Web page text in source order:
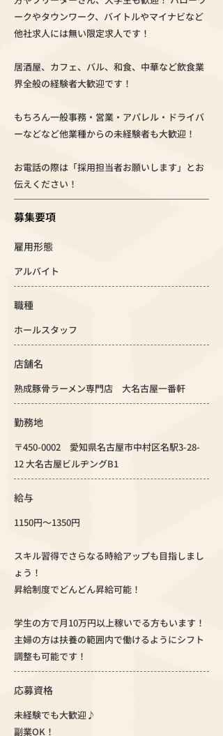
ークやタウンワーク、バイトルやマイナビなど
他社求人には無い限定求人です！
居酒屋、カフェ、バル、和食、中華など飲食業
界全般の経験者大歓迎です！
もちろん一般事務・営業・アパレル・ドライバ
ーなどなど他業種からの未経験者も大歓迎！
お電話の際は「採用担当者お願いします」とお
伝えください！
募集要項
雇用形態
アルバイト
職種
ホールスタッフ
店舗名
熟成豚骨ラーメン専門店 大名古屋一番軒
勤務地
〒450-0002 愛知県名古屋市中村区名駅3-28-
12 大名古屋ビルヂングB1
給与
1150円～1350円
スキル習得でさらなる時給アップも目指しまし
ょう！
昇給制度でどんどん昇給可能！
学生の方で月10万円以上稼いでる方もいます！
主婦の方は扶養の範囲内で働けるようにシフト
調整も可能です！
応募資格
未経験でも大歓迎♪
副業OK！